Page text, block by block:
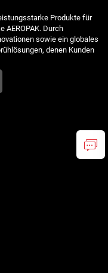
Produkte für
AEROPAK. Durch
sowie ein globales
denen Kunden